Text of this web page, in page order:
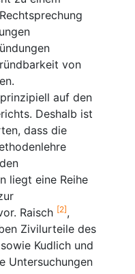
von
auf den
Deshalb ist
dass die
liegt eine Reihe
Raisch [2],
Zivilurteile des
sowie Kudlich und
Untersuchungen